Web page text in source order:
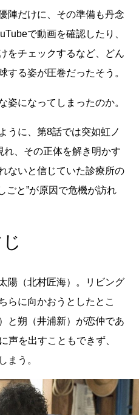
陣だけに、その準備も丹念
で動画を確認したり、
をチェックするなど、どん
する姿が圧巻だったそう。
姿になってしまったのか。
うに、第8話では突如虹ノ
れ、その正体を解き明かす
ないと信じていた診療所の
ごと”が原因で危機が訪れ
陽（北村匠海）。リビング
らに向かおうとしたとこ
と朔（井浦新）が恋仲であ
声を出すこともできず、
まう。